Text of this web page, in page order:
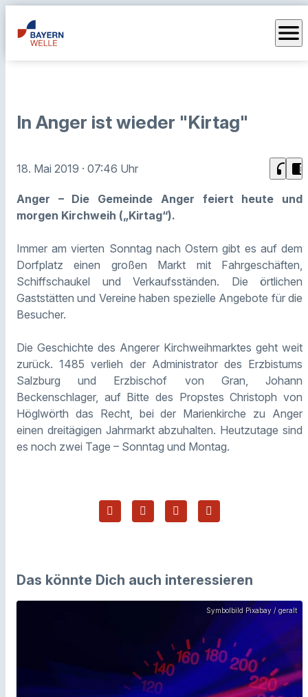
menu
In Anger ist wieder "Kirtag"
18. Mai 2019 · 07:46 Uhr headphones chrome_reader_mode
Anger – Die Gemeinde Anger feiert heute und
morgen Kirchweih („Kirtag“).
Immer am vierten Sonntag nach Ostern gibt es auf dem
Dorfplatz einen großen Markt mit Fahrgeschäften,
Schiffschaukel und Verkaufsständen. Die örtlichen
Gaststätten und Vereine haben spezielle Angebote für die
Besucher.
Die Geschichte des Angerer Kirchweihmarktes geht weit
zurück. 1485 verlieh der Administrator des Erzbistums
Salzburg und Erzbischof von Gran, Johann
Beckenschlager, auf Bitte des Propstes Christoph von
Höglwörth das Recht, bei der Marienkirche zu Anger
einen dreitägigen Jahrmarkt abzuhalten. Heutzutage sind
es noch zwei Tage – Sonntag und Montag.
Das könnte Dich auch interessieren
Symbolbild Pixabay / geralt